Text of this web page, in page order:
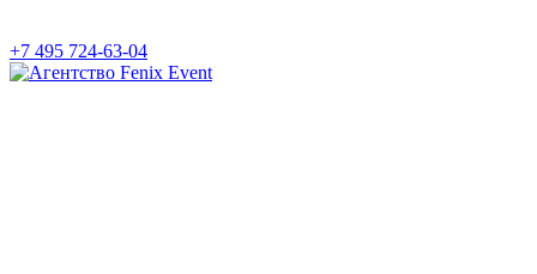
+7 495 724-63-04
Агентство